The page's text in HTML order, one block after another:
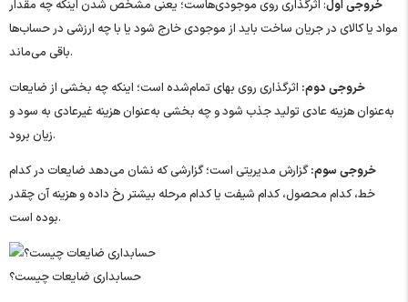
خروجی اول: اثرگذاری روی موجودی‌هاست؛ یعنی مشخص شدن اینکه چه مقدار
مواد یا کالای در جریان ساخت باید از موجودی خارج شود یا با چه ارزشی در حساب‌ها
باقی می‌ماند.
خروجی دوم: اثرگذاری روی بهای تمام‌شده است؛ اینکه چه بخشی از ضایعات
به‌عنوان هزینه عادی تولید جذب شود و چه بخشی به‌عنوان هزینه غیرعادی به سود و
زیان برود.
خروجی سوم:گزارش مدیریتی است؛ گزارشی که نشان می‌دهد ضایعات در کدام
خط، کدام محصول، کدام شیفت یا کدام مرحله بیشتر رخ داده و هزینه آن چقدر
بوده است.
حسابداری ضایعات چیست؟